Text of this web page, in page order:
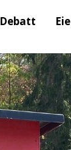
Debatt